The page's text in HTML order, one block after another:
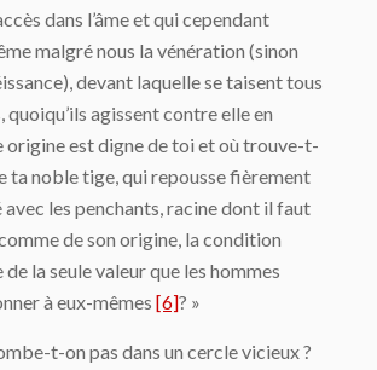
dans l’âme et qui cependant
malgré nous la vénération (sinon
devant laquelle se taisent tous
quoiqu’ils agissent contre elle en
origine est digne de toi et où trouve-t-
ta noble tige, qui repousse fièrement
les penchants, racine dont il faut
de son origine, la condition
la seule valeur que les hommes
à eux-mêmes [6]? »
t-on pas dans un cercle vicieux ?